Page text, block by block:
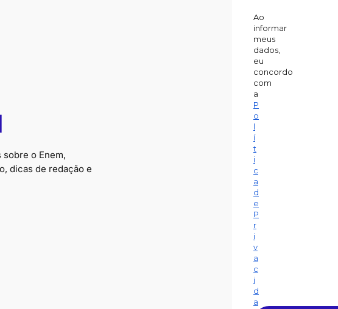
o Enem,
dicas de redação e
Ao
informar
meus
dados,
eu
concordo
com
a
P
o
l
í
t
i
c
a
d
e
P
r
i
v
a
c
i
d
a